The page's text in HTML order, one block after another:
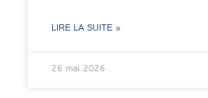
LIRE LA SUITE »
26 mai 2026